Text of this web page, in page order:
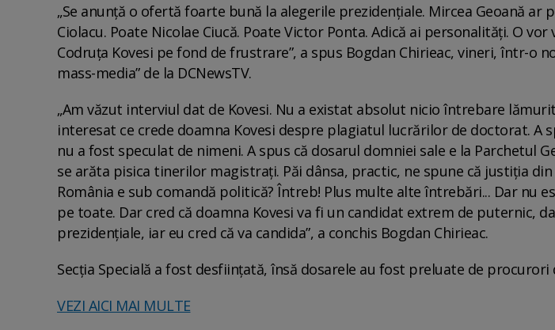
„Se anunță o ofertă foarte bună la alegerile prezidențiale. Mircea Geoană ar
Ciolacu. Poate Nicolae Ciucă. Poate Victor Ponta. Adică ai personalități. O
Codruța Kovesi pe fond de frustrare”, a spus Bogdan Chirieac, vineri, într-o
mass-media” de la DCNewsTV.
„Am văzut interviul dat de Kovesi. Nu a existat absolut nicio întrebare
interesat ce crede doamna Kovesi despre plagiatul lucrărilor de doctorat. A
nu a fost speculat de nimeni. A spus că dosarul domniei sale e la Parchetul
se arăta pisica tinerilor magistrați. Păi dânsa, practic, ne spune că justiția
România e sub comandă politică? Întreb! Plus multe alte întrebări... Dar nu
pe toate. Dar cred că doamna Kovesi va fi un candidat extrem de puternic,
prezidențiale, iar eu cred că va candida”, a conchis Bogdan Chirieac.
Secția Specială a fost desființată, însă dosarele au fost preluate de
VEZI AICI MAI MULTE